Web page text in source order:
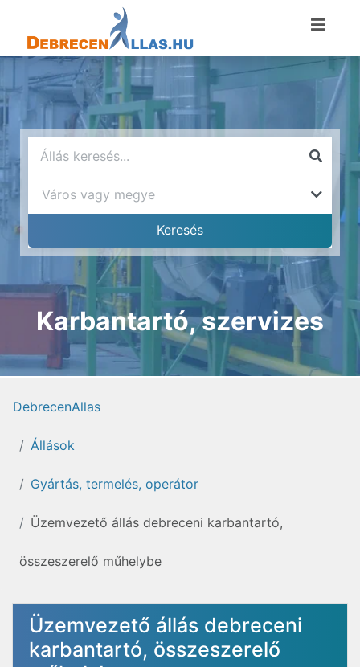
Karbantartó, szervizes
DebrecenAllas
Állások
Gyártás, termelés, operátor
Üzemvezető állás debreceni karbantartó,
összeszerelő műhelybe
Üzemvezető állás debreceni
karbantartó, összeszerelő